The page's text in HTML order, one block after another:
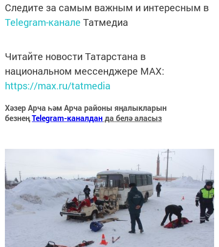
Следите за самым важным и интересным в
Telegram-канале Татмедиа
Читайте новости Татарстана в
национальном мессенджере MАХ:
https://max.ru/tatmedia
Хәзер Арча һәм Арча районы яңалыкларын
безнеңTelegram-каналданда белә аласыз